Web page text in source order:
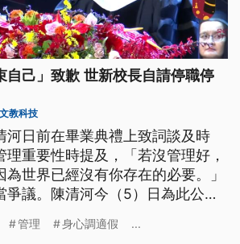
自己」致歉 世新校長自請停職停
文教科技
河日前在畢業典禮上致詞談及時
理重要性時提及，「若沒管理好，
世界已經沒有你存在的必要。」
爭議。陳清河今（5）日為此公開
管理 身心調適假 ...